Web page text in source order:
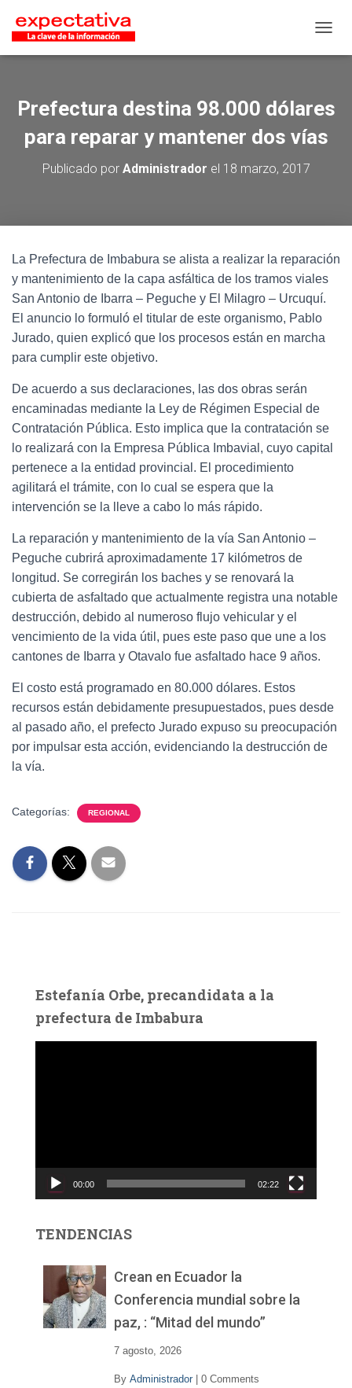
Prefectura destina 98.000 dólares
para reparar y mantener dos vías
Publicado por Administrador el 18 marzo, 2017
La Prefectura de Imbabura se alista a realizar la reparación
y mantenimiento de la capa asfáltica de los tramos viales
San Antonio de Ibarra – Peguche y El Milagro – Urcuquí.
El anuncio lo formuló el titular de este organismo, Pablo
Jurado, quien explicó que los procesos están en marcha
para cumplir este objetivo.
De acuerdo a sus declaraciones, las dos obras serán
encaminadas mediante la Ley de Régimen Especial de
Contratación Pública. Esto implica que la contratación se
lo realizará con la Empresa Pública Imbavial, cuyo capital
pertenece a la entidad provincial. El procedimiento
agilitará el trámite, con lo cual se espera que la
intervención se la lleve a cabo lo más rápido.
La reparación y mantenimiento de la vía San Antonio –
Peguche cubrirá aproximadamente 17 kilómetros de
longitud. Se corregirán los baches y se renovará la
cubierta de asfaltado que actualmente registra una notable
destrucción, debido al numeroso flujo vehicular y el
vencimiento de la vida útil, pues este paso que une a los
cantones de Ibarra y Otavalo fue asfaltado hace 9 años.
El costo está programado en 80.000 dólares. Estos
recursos están debidamente presupuestados, pues desde
al pasado año, el prefecto Jurado expuso su preocupación
por impulsar esta acción, evidenciando la destrucción de
la vía.
Categorías: REGIONAL
Estefanía Orbe, precandidata a la
prefectura de Imbabura
c
d
00:00 02:22
TENDENCIAS
Crean en Ecuador la
Conferencia mundial sobre la
paz, : “Mitad del mundo”
7 agosto, 2026
By Administrador 0 Comments